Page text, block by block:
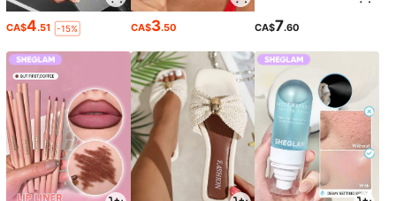
CA$4.51 -15% CA$3.50 CA$7.60